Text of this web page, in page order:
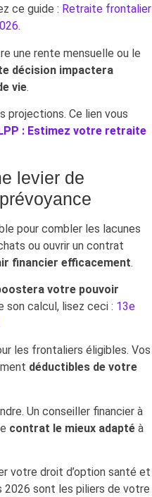
ce guide : Retraite frontalier
.
une rente mensuelle ou le
décision impactera
vie.
projections. Ce lien vous
: Estimez votre retraite
levier de
pour combler les lacunes
ou ouvrir un contrat
financier efficacement.
votre pouvoir
son calcul, lisez ceci : 13e
les frontaliers éligibles. Vos
déductibles de votre
Un conseiller financier à
contrat le mieux adapté à
votre droit d’option santé et
2026 sont les piliers de votre